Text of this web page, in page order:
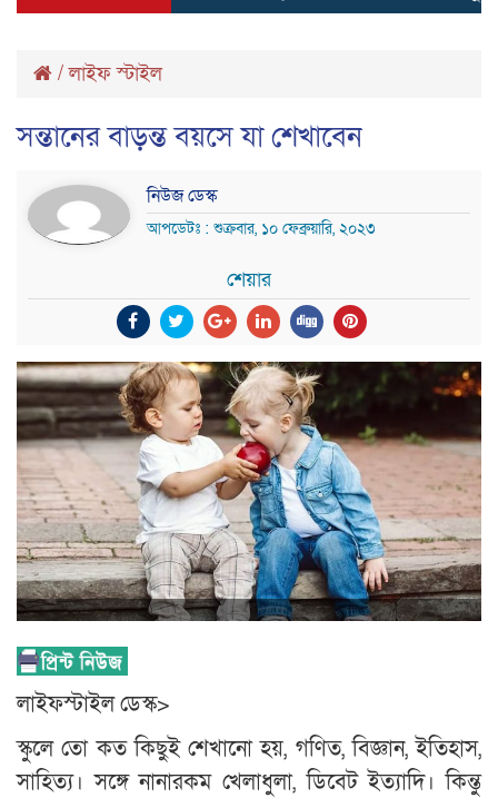
/লাইফ স্টাইল
সন্তানের বাড়ন্ত বয়সে যা শেখাবেন
নিউজ ডেস্ক
আপডেটঃ : শুক্রবার, ১০ ফেব্রুয়ারি, ২০২৩
শেয়ার
লাইফস্টাইল ডেস্ক>
স্কুলে তো কত কিছুই শেখানো হয়, গণিত, বিজ্ঞান, ইতিহাস,
সাহিত্য। সঙ্গে নানারকম খেলাধুলা, ডিবেট ইত্যাদি। কিন্তু